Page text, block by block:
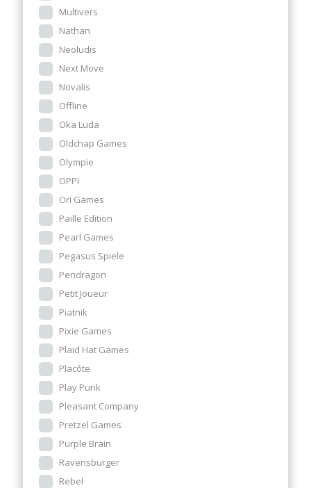
Multivers
Nathan
Neoludis
Next Move
Novalis
Offline
Oka Luda
Oldchap Games
Olympie
OPPI
Ori Games
Paille Edition
Pearl Games
Pegasus Spiele
Pendragon
Petit Joueur
Piatnik
Pixie Games
Plaid Hat Games
Placôte
Play Punk
Pleasant Company
Pretzel Games
Purple Brain
Ravensburger
Rebel